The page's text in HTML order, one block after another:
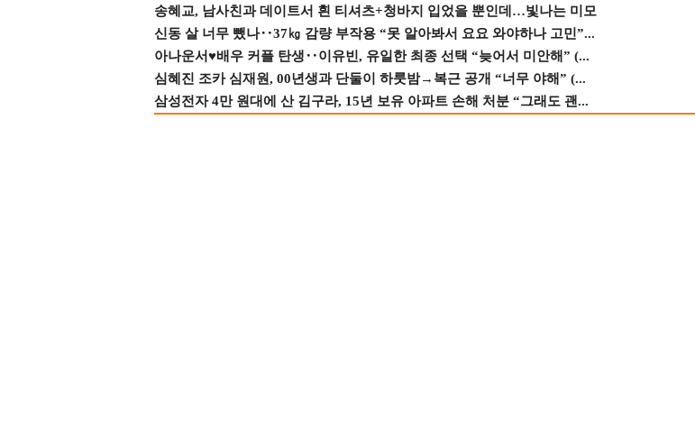
송혜교, 남사친과 데이트서 흰 티셔츠+청바지 입었을 뿐인데…빛나는 미모
신동 살 너무 뺐나‥37㎏ 감량 부작용 “못 알아봐서 요요 와야하나 고민”...
아나운서♥배우 커플 탄생‥이유빈, 유일한 최종 선택 “늦어서 미안해” (...
심혜진 조카 심재원, 00년생과 단둘이 하룻밤→복근 공개 “너무 야해” (...
삼성전자 4만 원대에 산 김구라, 15년 보유 아파트 손해 처분 “그래도 괜...